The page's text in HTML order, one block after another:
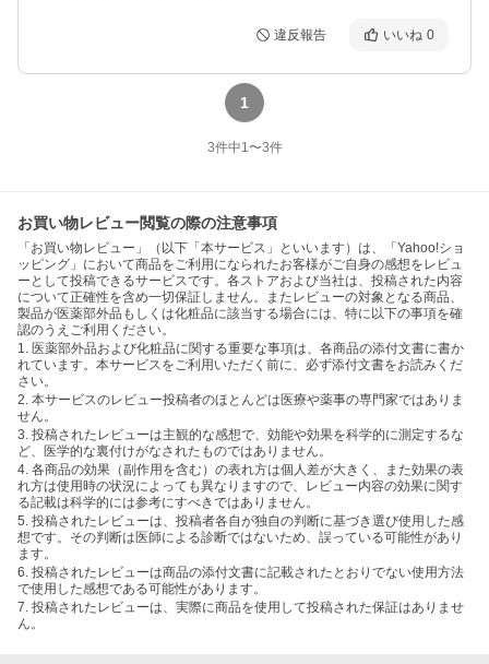
違反報告 いいね 0
1
3件中1〜3件
お買い物レビュー閲覧の際の注意事項
「お買い物レビュー」（以下「本サービス」といいます）は、「Yahoo!ショ
ッピング」において商品をご利用になられたお客様がご自身の感想をレビュ
ーとして投稿できるサービスです。各ストアおよび当社は、投稿された内容
について正確性を含め一切保証しません。またレビューの対象となる商品、
製品が医薬部外品もしくは化粧品に該当する場合には、特に以下の事項を確
認のうえご利用ください。
1. 医薬部外品および化粧品に関する重要な事項は、各商品の添付文書に書か
れています。本サービスをご利用いただく前に、必ず添付文書をお読みくだ
さい。
2. 本サービスのレビュー投稿者のほとんどは医療や薬事の専門家ではありま
せん。
3. 投稿されたレビューは主観的な感想で、効能や効果を科学的に測定するな
ど、医学的な裏付けがなされたものではありません。
4. 各商品の効果（副作用を含む）の表れ方は個人差が大きく、また効果の表
れ方は使用時の状況によっても異なりますので、レビュー内容の効果に関す
る記載は科学的には参考にすべきではありません。
5. 投稿されたレビューは、投稿者各自が独自の判断に基づき選び使用した感
想です。その判断は医師による診断ではないため、誤っている可能性があり
ます。
6. 投稿されたレビューは商品の添付文書に記載されたとおりでない使用方法
で使用した感想である可能性があります。
7. 投稿されたレビューは、実際に商品を使用して投稿された保証はありませ
ん。